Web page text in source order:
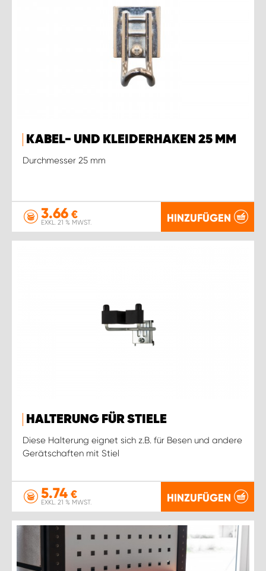
KABEL- UND KLEIDERHAKEN 25 MM
Durchmesser 25 mm
3.66 €
EXKL. 21 % MWST. HINZUFÜGEN
HALTERUNG FÜR STIELE
Diese Halterung eignet sich z.B. für Besen und andere
Gerätschaften mit Stiel
5.74 €
EXKL. 21 % MWST. HINZUFÜGEN